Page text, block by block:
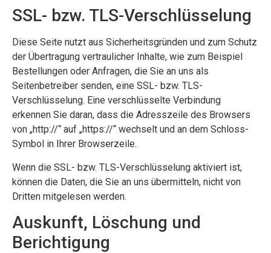
SSL- bzw. TLS-Verschlüsselung
Diese Seite nutzt aus Sicherheitsgründen und zum Schutz
der Übertragung vertraulicher Inhalte, wie zum Beispiel
Bestellungen oder Anfragen, die Sie an uns als
Seitenbetreiber senden, eine SSL- bzw. TLS-
Verschlüsselung. Eine verschlüsselte Verbindung
erkennen Sie daran, dass die Adresszeile des Browsers
von „http://“ auf „https://“ wechselt und an dem Schloss-
Symbol in Ihrer Browserzeile.
Wenn die SSL- bzw. TLS-Verschlüsselung aktiviert ist,
können die Daten, die Sie an uns übermitteln, nicht von
Dritten mitgelesen werden.
Auskunft, Löschung und
Berichtigung